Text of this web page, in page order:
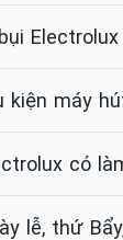
máy
có
lễ, thứ